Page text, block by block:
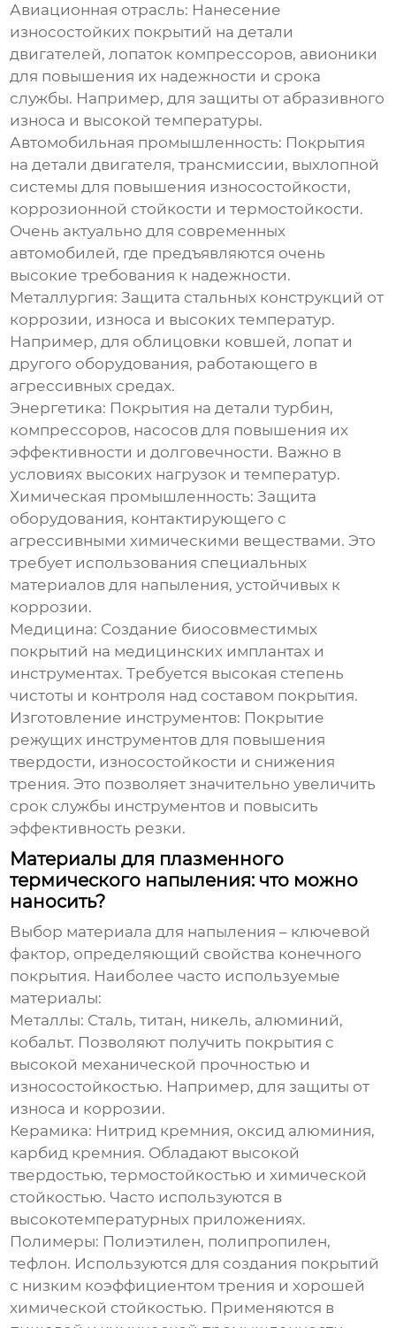
Авиационная отрасль: Нанесение
износостойких покрытий на детали
двигателей, лопаток компрессоров, авионики
для повышения их надежности и срока
службы. Например, для защиты от абразивного
износа и высокой температуры.
Автомобильная промышленность: Покрытия
на детали двигателя, трансмиссии, выхлопной
системы для повышения износостойкости,
коррозионной стойкости и термостойкости.
Очень актуально для современных
автомобилей, где предъявляются очень
высокие требования к надежности.
Металлургия: Защита стальных конструкций от
коррозии, износа и высоких температур.
Например, для облицовки ковшей, лопат и
другого оборудования, работающего в
агрессивных средах.
Энергетика: Покрытия на детали турбин,
компрессоров, насосов для повышения их
эффективности и долговечности. Важно в
условиях высоких нагрузок и температур.
Химическая промышленность: Защита
оборудования, контактирующего с
агрессивными химическими веществами. Это
требует использования специальных
материалов для напыления, устойчивых к
коррозии.
Медицина: Создание биосовместимых
покрытий на медицинских имплантах и
инструментах. Требуется высокая степень
чистоты и контроля над составом покрытия.
Изготовление инструментов: Покрытие
режущих инструментов для повышения
твердости, износостойкости и снижения
трения. Это позволяет значительно увеличить
срок службы инструментов и повысить
эффективность резки.
Материалы для плазменного
термического напыления: что можно
наносить?
Выбор материала для напыления – ключевой
фактор, определяющий свойства конечного
покрытия. Наиболее часто используемые
материалы:
Металлы: Сталь, титан, никель, алюминий,
кобальт. Позволяют получить покрытия с
высокой механической прочностью и
износостойкостью. Например, для защиты от
износа и коррозии.
Керамика: Нитрид кремния, оксид алюминия,
карбид кремния. Обладают высокой
твердостью, термостойкостью и химической
стойкостью. Часто используются в
высокотемпературных приложениях.
Полимеры: Полиэтилен, полипропилен,
тефлон. Используются для создания покрытий
с низким коэффициентом трения и хорошей
химической стойкостью. Применяются в